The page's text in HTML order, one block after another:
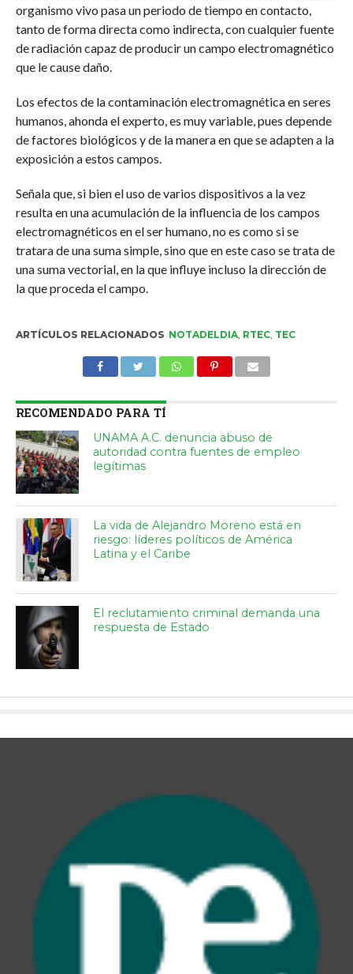
organismo vivo pasa un periodo de tiempo en contacto,
tanto de forma directa como indirecta, con cualquier fuente
de radiación capaz de producir un campo electromagnético
que le cause daño.
Los efectos de la contaminación electromagnética en seres
humanos, ahonda el experto, es muy variable, pues depende
de factores biológicos y de la manera en que se adapten a la
exposición a estos campos.
Señala que, si bien el uso de varios dispositivos a la vez
resulta en una acumulación de la influencia de los campos
electromagnéticos en el ser humano, no es como si se
tratara de una suma simple, sino que en este caso se trata de
una suma vectorial, en la que influye incluso la dirección de
la que proceda el campo.
ARTÍCULOS RELACIONADOS NOTADELDIA, RTEC, TEC
RECOMENDADO PARA TÍ
UNAMA A.C. denuncia abuso de
autoridad contra fuentes de empleo
legítimas
La vida de Alejandro Moreno está en
riesgo: líderes políticos de América
Latina y el Caribe
El reclutamiento criminal demanda una
respuesta de Estado